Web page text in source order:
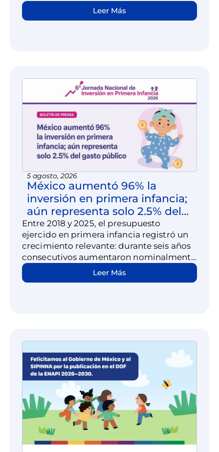
las necesidades de la primera infancia.
Invertir hoy, de manera suficiente,
Leer Más
5 agosto, 2026
México aumentó 96% la
inversión en primera infancia;
aún representa solo 2.5% del
gasto público
Entre 2018 y 2025, el presupuesto
ejercido en primera infancia registró un
crecimiento relevante: durante seis años
consecutivos aumentaron nominalmente
los recursos destinados a este grupo.
Leer Más